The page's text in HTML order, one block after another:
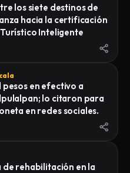
los siete destinos de
hacia la certificación
Inteligente
en efectivo a
lo citaron para
en redes sociales.
rehabilitación en la